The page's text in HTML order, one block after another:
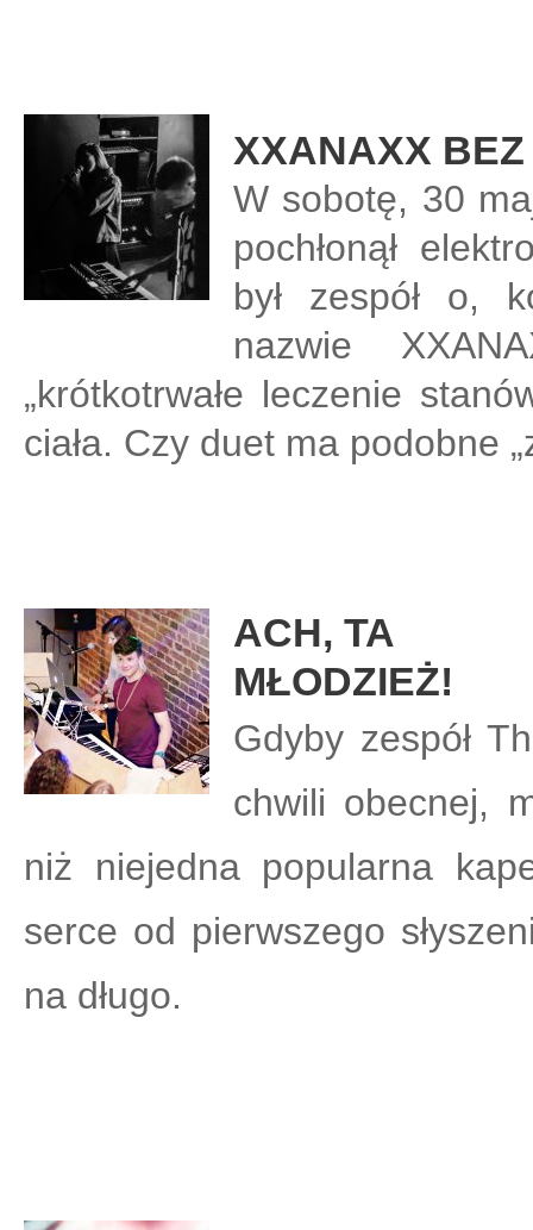
XXANAXX
W sobotę, 30
pochłonął
był zespół o,
nazwie
„krótkotrwałe leczenie
ciała. Czy duet ma podobne
ACH, TA
MŁODZIEŻ!
Gdyby zespół
chwili obecnej,
niż niejedna popularna
serce od pierwszego
na długo.